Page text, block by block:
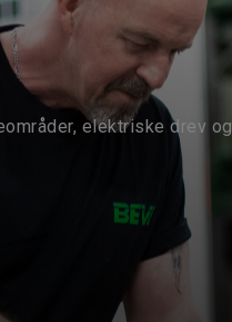
elektriske drev og